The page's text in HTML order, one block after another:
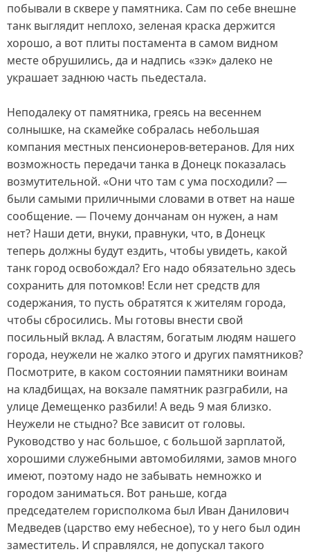
побывали в сквере у памятника. Сам по себе внешне
танк выглядит неплохо, зеленая краска держится
хорошо, а вот плиты постамента в самом видном
месте обрушились, да и надпись «зэк» далеко не
украшает заднюю часть пьедестала.
Неподалеку от памятника, греясь на весеннем
солнышке, на скамейке собралась небольшая
компания местных пенсионеров‑ветеранов. Для них
возможность передачи танка в Донецк показалась
возмутительной. «Они что там с ума посходили? —
были самыми приличными словами в ответ на наше
сообщение. — Почему дончанам он нужен, а нам
нет? Наши дети, внуки, правнуки, что, в Донецк
теперь должны будут ездить, чтобы увидеть, какой
танк город освобождал? Его надо обязательно здесь
сохранить для потомков! Если нет средств для
содержания, то пусть обратятся к жителям города,
чтобы сбросились. Мы готовы внести свой
посильный вклад. А властям, богатым людям нашего
города, неужели не жалко этого и других памятников?
Посмотрите, в каком состоянии памятники воинам
на кладбищах, на вокзале памятник разграбили, на
улице Демещенко разбили! А ведь 9 мая близко.
Неужели не стыдно? Все зависит от головы.
Руководство у нас большое, с большой зарплатой,
хорошими служебными автомобилями, замов много
имеют, поэтому надо не забывать немножко и
городом заниматься. Вот раньше, когда
председателем горисполкома был Иван Данилович
Медведев (царство ему небесное), то у него был один
заместитель. И справлялся, не допускал такого